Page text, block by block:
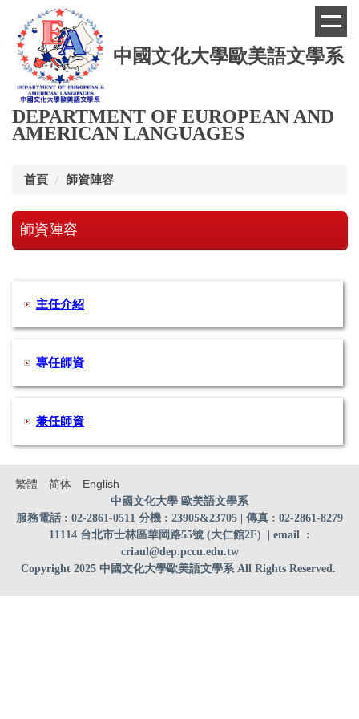
主
區
中國文化大學歐美語文學系
DEPARTMENT OF EUROPEAN AND
AMERICAN LANGUAGES
首頁 師資陣容
師資陣容
主任介紹
專任師資
兼任師資
繁體 简体 English
中國文化大學 歐美語文學系
服務電話 : 02-2861-0511 分機 : 23905&23705 | 傳真 : 02-2861-8279
11114 台北市士林區華岡路55號 (大仁館2F)
| email :
criaul@dep.pccu.edu.tw
Copyright 2025 中國文化大學歐美語文學系 All Rights Reserved.